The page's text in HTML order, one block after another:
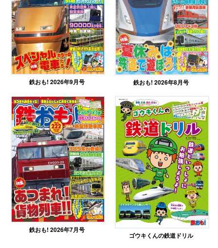
鉄おも! 2026年9月号 鉄おも! 2026年8月号
鉄おも! 2026年7月号
ゴウキくんの鉄道ドリル